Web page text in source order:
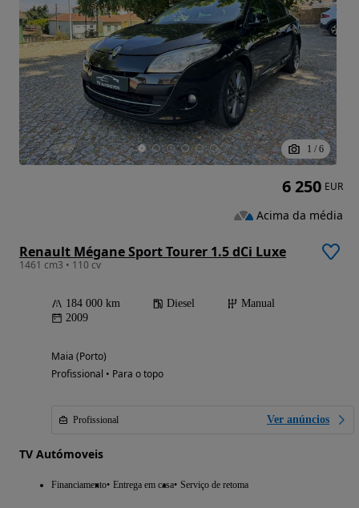
1 / 6
Renault Mégane Sport Tourer 1.5 dCi Luxe
1461 cm3 • 110 cv
184 000 km Diesel
Manual
2009
Maia (Porto)
Profissional • Para o topo
Profissional Ver anúncios
TV Autómoveis
Financiamento Entrega em casa Serviço de retoma
6 250 EUR
Acima da média